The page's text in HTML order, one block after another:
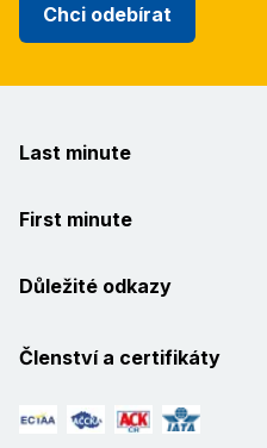
Chci odebírat
Last minute
First minute
Důležité odkazy
Členství a certifikáty